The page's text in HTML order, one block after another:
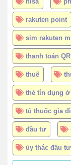
rakuten point
sim rakuten
thanh toán
thuế
thẻ tín dụng ở
tủ thuốc gia
đầu tư
ủy thác đầu tư